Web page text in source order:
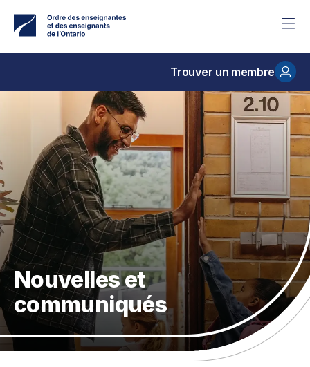
contenu
Trouver un membre
Nouvelles et
communiqués